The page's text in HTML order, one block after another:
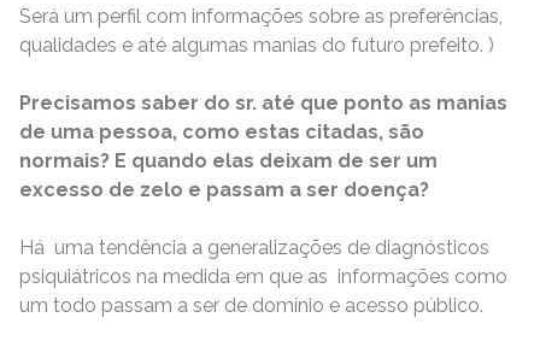
Será um perfil com informações sobre as preferências,
qualidades e até algumas manias do futuro prefeito. )
Precisamos saber do sr. até que ponto as manias
de uma pessoa, como estas citadas, são
normais? E quando elas deixam de ser um
excesso de zelo e passam a ser doença?
Há uma tendência a generalizações de diagnósticos
psiquiátricos na medida em que as informações como
um todo passam a ser de domínio e acesso público.